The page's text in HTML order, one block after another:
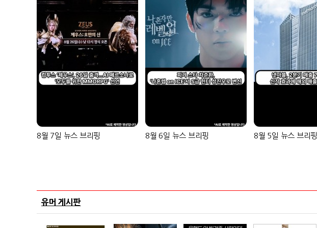
8월 7일 뉴스 브리핑 8월 6일 뉴스 브리핑 8월 5일 뉴스 브리핑
유머 게시판